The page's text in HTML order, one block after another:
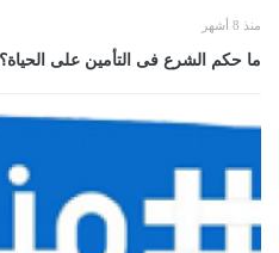
منذ 8 أشهر
ما حكم الشرع فى التأمين على